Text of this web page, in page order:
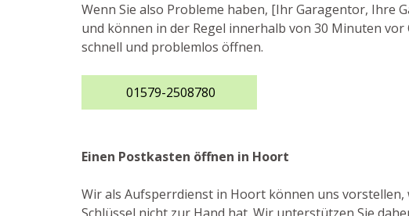
Wenn Sie also Probleme haben, [Ihr Garagentor, Ihre
und können in der Regel innerhalb von 30 Minuten
schnell und problemlos öffnen.
01579-2508780
Einen Postkasten öffnen in Hoort
Wir als Aufsperrdienst in Hoort können uns